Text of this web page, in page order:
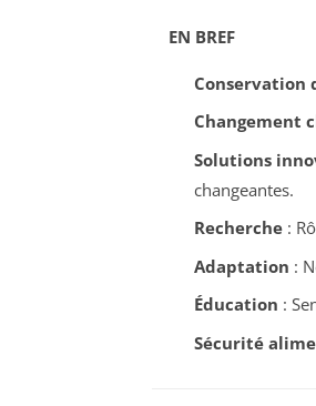
EN BREF
Conservation
Changement
Solutions
changeantes.
Recherche:
Adaptation :
Éducation :
Sécurité